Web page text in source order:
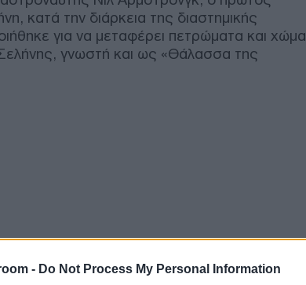
- Do Not Process My Personal Information
κατά την διάρκεια της διαστημικής
για να μεταφέρει πετρώματα και χώμα
γνωστή και ως «Θάλασσα της